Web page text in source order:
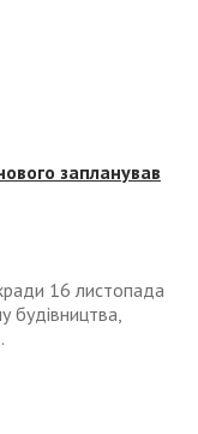
запланував
16 листопада
будівництва,